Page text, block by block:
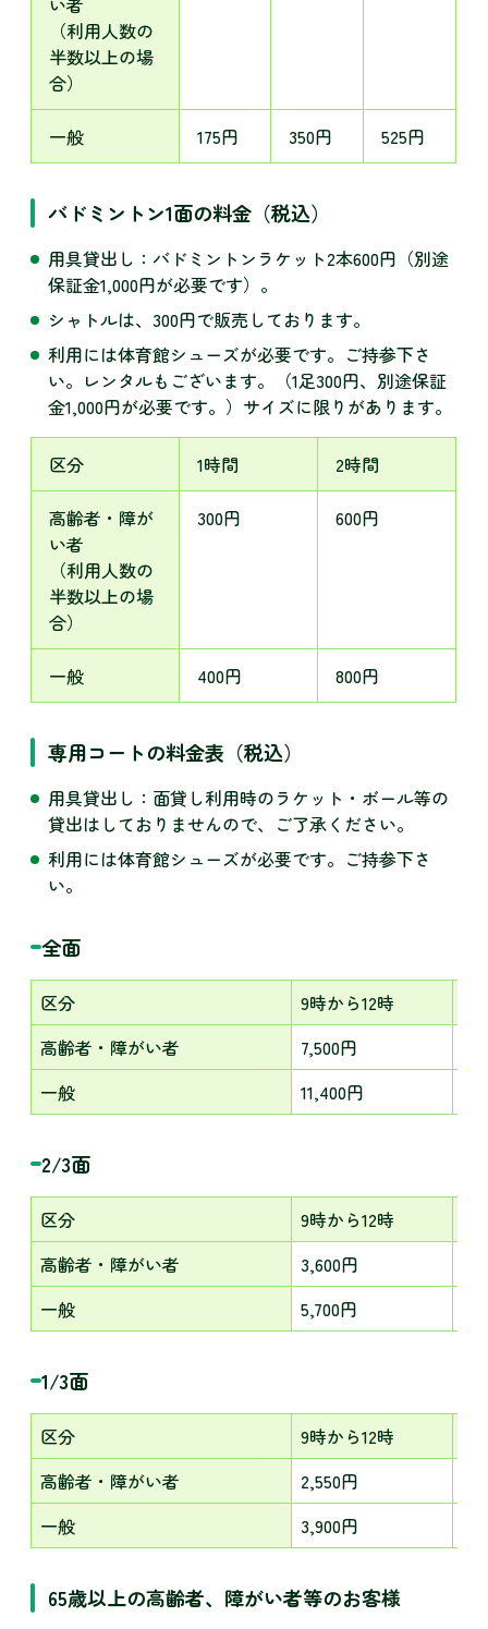
（利用人数の
半数以上の場
合）
一般 175円 350円 525円
バドミントン1面の料金（税込）
用具貸出し：バドミントンラケット2本600円（別途
保証金1,000円が必要です）。
シャトルは、300円で販売しております。
利用には体育館シューズが必要です。ご持参下さ
い。レンタルもございます。（1足300円、別途保証
金1,000円が必要です。）サイズに限りがあります。
区分 1時間 2時間
高齢者・障が
い者
（利用人数の
半数以上の場
合）
300円 600円
一般 400円 800円
専用コートの料金表（税込）
用具貸出し：面貸し利用時のラケット・ボール等の
貸出はしておりませんので、ご了承ください。
利用には体育館シューズが必要です。ご持参下さ
い。
全面
区分 9時から12時
高齢者・障がい者
7,500円
一般
11,400円
2/3面
区分 9時から12時
高齢者・障がい者
3,600円
一般
5,700円
1/3面
区分 9時から12時
高齢者・障がい者
2,550円
一般
3,900円
65歳以上の高齢者、障がい者等のお客様